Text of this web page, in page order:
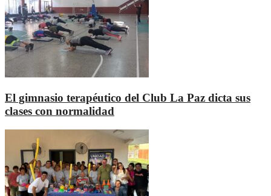
El gimnasio terapéutico del Club La Paz dicta sus
clases con normalidad